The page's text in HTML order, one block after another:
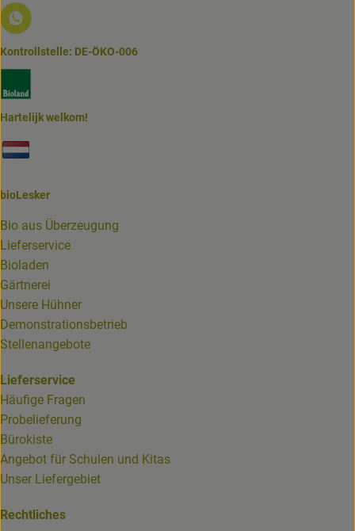
Externer Link zu https://www.biolesker.de/lieferservice/
Kontrollstelle: DE-ÖKO-006
Hartelijk welkom!
bioLesker
Bio aus Überzeugung
Lieferservice
Bioladen
Gärtnerei
Unsere Hühner
Demonstrationsbetrieb
Stellenangebote
Lieferservice
Häufige Fragen
Probelieferung
Bürokiste
Angebot für Schulen und Kitas
Unser Liefergebiet
Rechtliches